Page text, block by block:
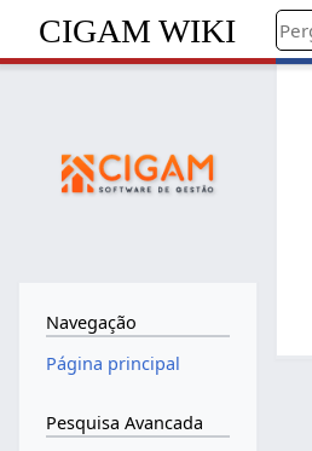
CIGAM WIKI
Navegação
Página principal
Pesquisa Avancada